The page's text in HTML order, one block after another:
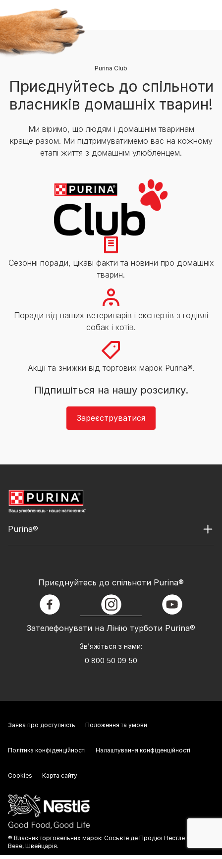
Purina Club
Приєднуйтесь до спільноти
власників домашніх тварин!
Ми віримо, що людям і домашнім тваринам
краще разом. Ми підтримуватимемо вас на кожному
етапі життя з домашнім улюбленцем.
Сезонні поради, цікаві факти та новини про домашніх
тварин.
Поради від наших ветеринарів і експертів з годівлі
собак і котів.
Акції та знижки від торгових марок Purina®.
Підпишіться на нашу розсилку.
Зареєструватися
Purina®
Зателефонувати на Лінію турботи Purina®
Зв’яжіться з нами:
0 800 50 09 50
Приєднуйтесь до спільноти Purina®
facebook instagram youtube
® Власник торговельних марок: Сосьєте де Продюі Нестле С.А.,
Веве, Швейцарія.
Заява про доступність Положення та умови
Політика конфіденційності Налаштування конфіденційності
Cookies Карта сайту